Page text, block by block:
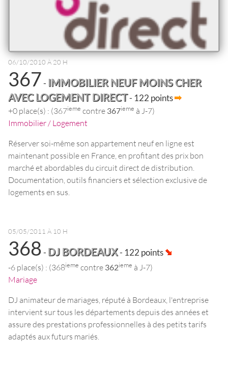
06/10/2010 À 20 H
367- IMMOBILIER NEUF MOINS CHER
AVEC LOGEMENT DIRECT- 122 points
+0 place(s) : (367ieme contre 367ieme à J-7)
Immobilier / Logement
Réserver soi-même son appartement neuf en ligne est
maintenant possible en France, en profitant des prix bon
marché et abordables du circuit direct de distribution.
Documentation, outils financiers et sélection exclusive de
logements en sus.
05/05/2011 À 10 H
368- DJ BORDEAUX- 122 points
-6 place(s) : (368ieme contre 362ieme à J-7)
Mariage
DJ animateur de mariages, réputé à Bordeaux, l'entreprise
intervient sur tous les départements depuis des années et
assure des prestations professionnelles à des petits tarifs
adaptés aux futurs mariés.